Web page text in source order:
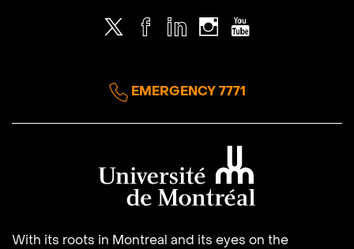
Twitter Facebook
LinkedInInstagramYoutube
EMERGENCY 7771
With its roots in Montreal and its eyes on the